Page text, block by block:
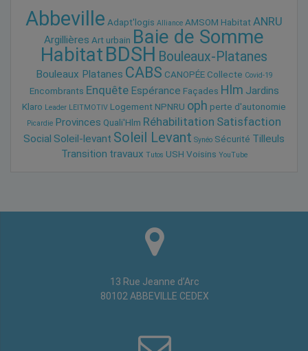
Abbeville Adapt'logis Alliance AMSOM Habitat ANRU
Argillières Art urbain Baie de Somme
HabitatBDSH Bouleaux-Platanes
Bouleaux Platanes CABS CANOPÉE Collecte Covid-19
Encombrants Enquête Espérance Façades Hlm Jardins
Klaro Leader LEITMOTIV Logement NPNRU oph perte d'autonomie
Picardie Provinces Quali'Hlm Réhabilitation Satisfaction
Social Soleil-levant Soleil Levant Synéo Sécurité Tilleuls
Transition travaux Tutos USH Voisins YouTube
13 Rue Jeanne d’Arc
80102 ABBEVILLE CEDEX